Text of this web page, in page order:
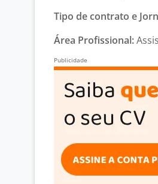
Tipo de contrato e
Área Profissional: